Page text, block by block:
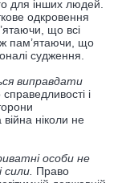
для інших людей.
одкровення
що всі
пам’ятаючи, що
судження.
виправдати
і
ніколи не
особи не
Право